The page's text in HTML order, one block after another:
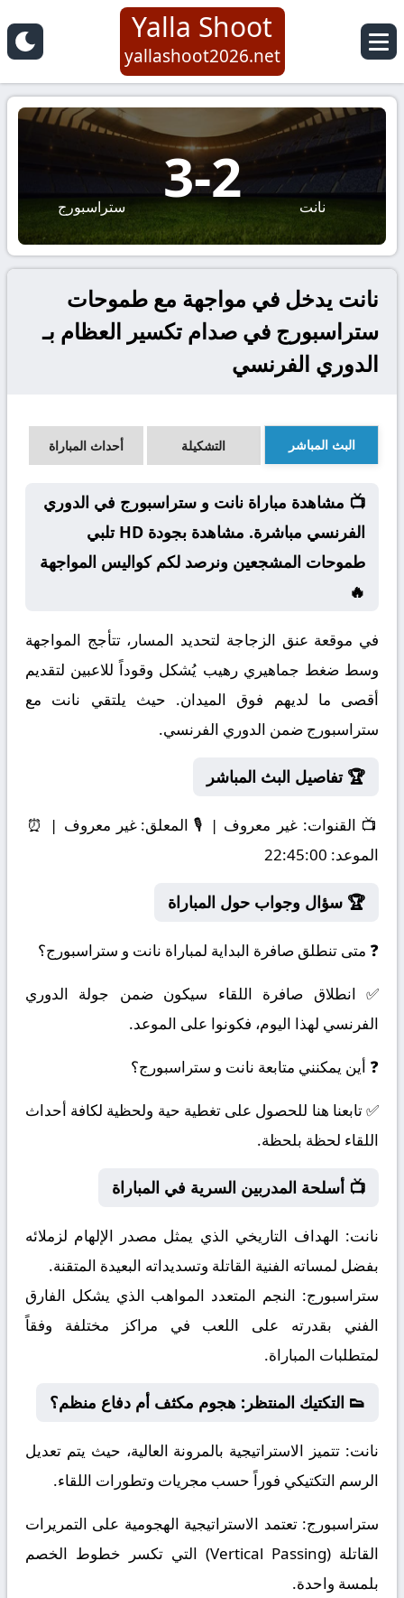
Yalla Shoot
yallashoot2026.net
نانت 2
-
3 ستراسبورج
نانت يدخل في مواجهة مع طموحات
ستراسبورج في صدام تكسير العظام بـ
الدوري الفرنسي
البث المباشر التشكيلة أحداث المباراة
📺 مشاهدة مباراة نانت و ستراسبورج في الدوري
الفرنسي مباشرة. مشاهدة بجودة HD تلبي
طموحات المشجعين ونرصد لكم كواليس المواجهة
🔥
في موقعة عنق الزجاجة لتحديد المسار، تتأجج المواجهة
وسط ضغط جماهيري رهيب يُشكل وقوداً للاعبين لتقديم
أقصى ما لديهم فوق الميدان. حيث يلتقي نانت مع
ستراسبورج ضمن الدوري الفرنسي.
🏆 تفاصيل البث المباشر
📺 القنوات: غير معروف | 🎙️ المعلق: غير معروف | ⏰
الموعد:
🏆 سؤال وجواب حول المباراة
❓ متى تنطلق صافرة البداية لمباراة نانت و ستراسبورج؟
✅ انطلاق صافرة اللقاء سيكون ضمن جولة الدوري
الفرنسي لهذا اليوم، فكونوا على الموعد.
❓ أين يمكنني متابعة نانت و ستراسبورج؟
✅ تابعنا هنا للحصول على تغطية حية ولحظية لكافة أحداث
اللقاء لحظة بلحظة.
📺 أسلحة المدربين السرية في المباراة
نانت: الهداف التاريخي الذي يمثل مصدر الإلهام لزملائه
بفضل لمساته الفنية القاتلة وتسديداته البعيدة المتقنة.
ستراسبورج: النجم المتعدد المواهب الذي يشكل الفارق
الفني بقدرته على اللعب في مراكز مختلفة وفقاً
لمتطلبات المباراة.
👟 التكتيك المنتظر: هجوم مكثف أم دفاع منظم؟
نانت: تتميز الاستراتيجية بالمرونة العالية، حيث يتم تعديل
الرسم التكتيكي فوراً حسب مجريات وتطورات اللقاء.
ستراسبورج: تعتمد الاستراتيجية الهجومية على التمريرات
القاتلة (Vertical Passing) التي تكسر خطوط الخصم
بلمسة واحدة.